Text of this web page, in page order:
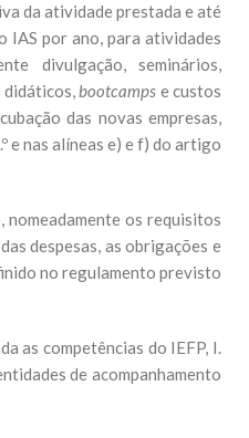
da atividade prestada e até
IAS por ano, para atividades
divulgação, seminários,
didáticos,bootcamps e custos
das novas empresas,
e nas alíneas e) e f) do artigo
nomeadamente os requisitos
despesas, as obrigações e
no regulamento previsto
as competências do IEFP, I.
de acompanhamento